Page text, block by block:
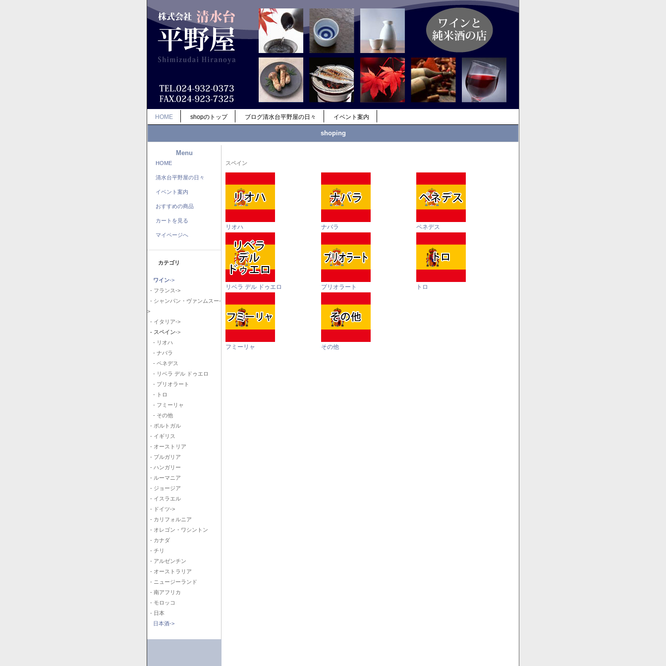
HOME shopのトップ ブログ清水台平野屋の日々 イベント案内
shoping
Menu
HOME
清水台平野屋の日々
イベント案内
おすすめの商品
カートを見る
マイページへ
カテゴリ
ワイン->
- フランス->
- シャンパン・ヴァンムスー-
>
- イタリア->
- スペイン->
- リオハ
- ナバラ
- ペネデス
- リベラ デル ドゥエロ
- プリオラート
- トロ
- フミーリャ
- その他
- ポルトガル
- イギリス
- オーストリア
- ブルガリア
- ハンガリー
- ルーマニア
- ジョージア
- イスラエル
- ドイツ->
- カリフォルニア
- オレゴン・ワシントン
- カナダ
- チリ
- アルゼンチン
- オーストラリア
- ニュージーランド
- 南アフリカ
- モロッコ
- 日本
日本酒->
スペイン
リオハ ナバラ ペネデス
リベラ デル ドゥエロ プリオラート トロ
フミーリャ その他